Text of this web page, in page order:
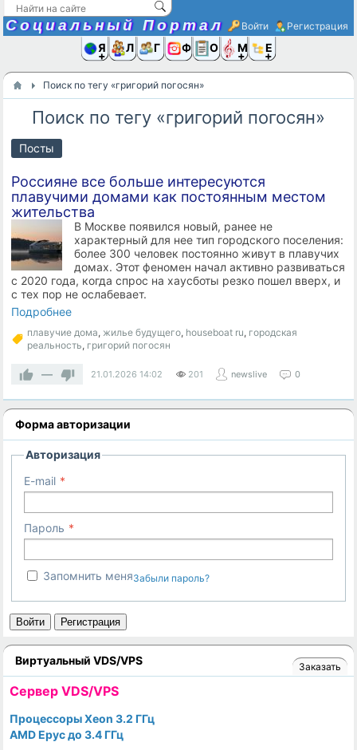
Социальный Портал Войти Регистрация
Я иЛюди
Группы
Фото Ещё
Поиск по тегу «григорий погосян»
Поиск по тегу «григорий погосян»
Посты
Россияне все больше интересуются
плавучими домами как постоянным местом
жительства
В Москве появился новый, ранее не
характерный для нее тип городского поселения:
более 300 человек постоянно живут в плавучих
домах. Этот феномен начал активно развиваться
с 2020 года, когда спрос на хаусботы резко пошел вверх, и
с тех пор не ослабевает.
Подробнее
плавучие дома, жилье будущего, houseboat ru, городская
реальность, григорий погосян
— 21.01.2026 14:02 201 newslive 0
Форма авторизации
Авторизация
E-mail
Пароль
Запомнить меняЗабыли пароль?
Войти Регистрация
Виртуальный VDS/VPS Заказать
Cервер VDS/VPS
Процессоры Xeon 3.2 ГГц
AMD Epyc до 3.4 ГГц